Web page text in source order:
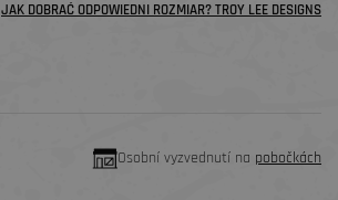
JAK DOBRAĆ ODPOWIEDNI ROZMIAR? TROY LEE DESIGNS
Osobní vyzvednutí na pobočkách